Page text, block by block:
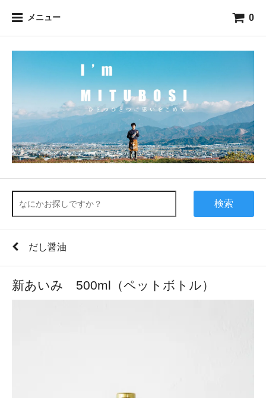
メニュー 0
検索
だし醤油
新あいみ 500ml（ペットボトル）